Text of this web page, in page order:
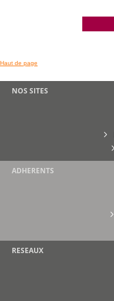
Haut de page
NOS SITES
ADHERENTS
RESEAUX